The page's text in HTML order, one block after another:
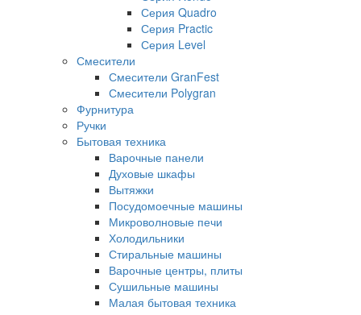
Серия Quadro
Серия Practic
Серия Level
Смесители
Смесители GranFest
Смесители Polygran
Фурнитура
Ручки
Бытовая техника
Варочные панели
Духовые шкафы
Вытяжки
Посудомоечные машины
Микроволновые печи
Холодильники
Стиральные машины
Варочные центры, плиты
Сушильные машины
Малая бытовая техника